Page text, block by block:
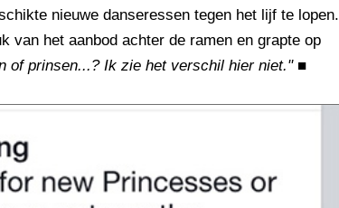
nieuwe danseressen tegen het lijf te lopen.
van het aanbod achter de ramen en grapte op
of prinsen...? Ik zie het verschil hier niet." ■